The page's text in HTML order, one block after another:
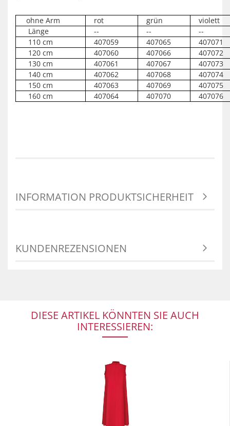
ohne Arm rot grün
violett
Länge
-- --
--
110 cm
407059 407065
407071
120 cm
407060 407066
407072
130 cm
407061 407067
407073
140 cm
407062 407068
407074
150 cm
407063 407069
407075
160 cm
407064 407070 407076
INFORMATION PRODUKTSICHERHEIT
KUNDENREZENSIONEN
DIESE ARTIKEL KÖNNTEN SIE AUCH
INTERESSIEREN: